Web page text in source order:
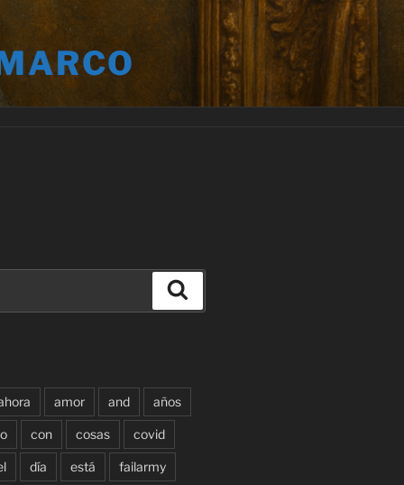
amor and años
con cosas covid
día está failarmy